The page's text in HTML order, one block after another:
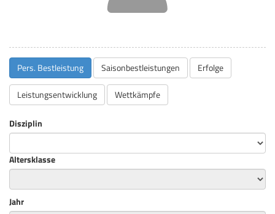
Pers. Bestleistung Saisonbestleistungen Erfolge
Leistungsentwicklung Wettkämpfe
Disziplin
Altersklasse
Jahr